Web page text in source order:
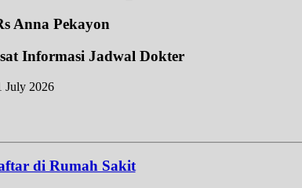
Anna Pekayon
Informasi Jadwal Dokter
July 2026
di Rumah Sakit